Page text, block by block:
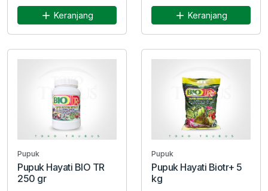
Keranjang Keranjang
Pupuk
Pupuk Hayati BIO TR
250 gr
Pupuk
Pupuk Hayati Biotr+ 5
kg